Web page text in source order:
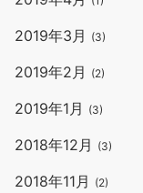
2019年3月 (3)
2019年2月 (2)
2019年1月 (3)
2018年12月 (3)
2018年11月 (2)